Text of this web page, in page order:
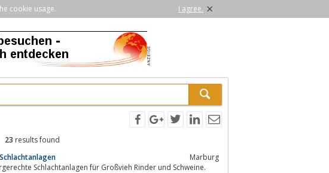
cookie usage. I agree. ×
23 results found
Marburg
tiergerechte Schlachtanlagen für Großvieh Rinder und Schweine.